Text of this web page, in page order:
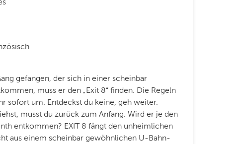
gefangen, der sich in einer scheinbar
muss er den „Exit 8“ finden. Die Regeln
sofort um. Entdeckst du keine, geh weiter.
musst du zurück zum Anfang. Wird er je den
entkommen? EXIT 8 fängt den unheimlichen
aus einem scheinbar gewöhnlichen U-Bahn-